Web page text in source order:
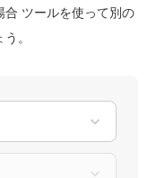
ツールを使って別の
。